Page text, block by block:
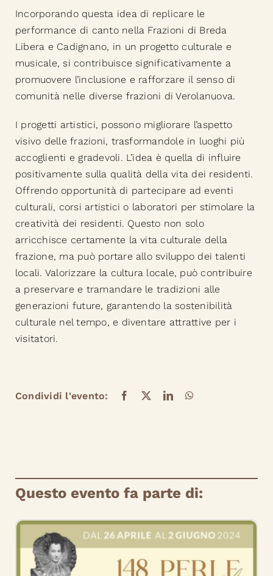
Incorporando questa idea di replicare le
performance di canto nella Frazioni di Breda
Libera e Cadignano, in un progetto culturale e
musicale, si contribuisce significativamente a
promuovere l’inclusione e rafforzare il senso di
comunità nelle diverse frazioni di Verolanuova.
I progetti artistici, possono migliorare l’aspetto
visivo delle frazioni, trasformandole in luoghi più
accoglienti e gradevoli. L’idea è quella di influire
positivamente sulla qualità della vita dei residenti.
Offrendo opportunità di partecipare ad eventi
culturali, corsi artistici o laboratori per stimolare la
creatività dei residenti. Questo non solo
arricchisce certamente la vita culturale della
frazione, ma può portare allo sviluppo dei talenti
locali. Valorizzare la cultura locale, può contribuire
a preservare e tramandare le tradizioni alle
generazioni future, garantendo la sostenibilità
culturale nel tempo, e diventare attrattive per i
visitatori.
Condividi l'evento:
Questo evento fa parte di: